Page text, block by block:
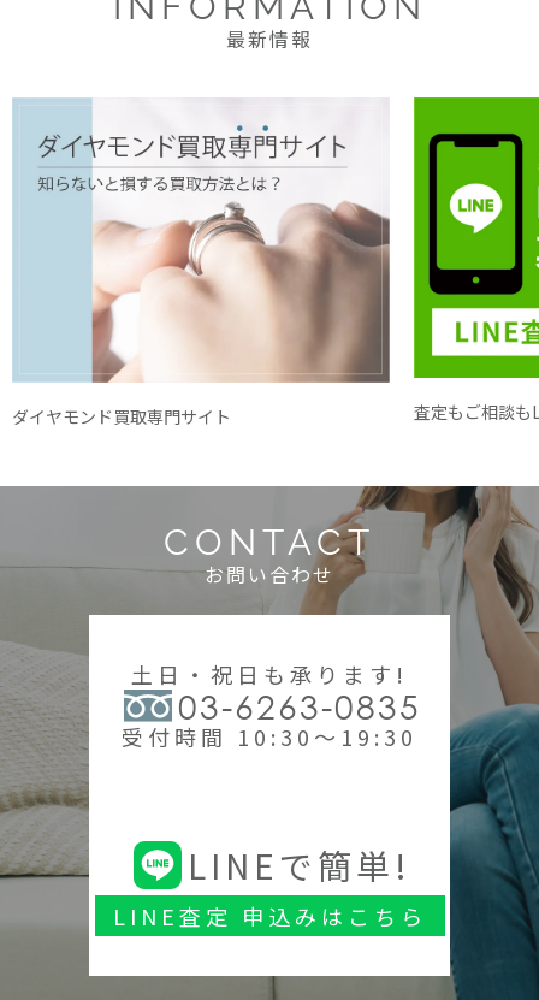
最新情報
ダイヤモンド買取専門サイト 査定もご相談も
CONTACT
お問い合わせ
土日・祝日も承ります!
03-6263-0835
受付時間 10:30～19:30
LINEで簡単!
LINE査定 申込みはこちら